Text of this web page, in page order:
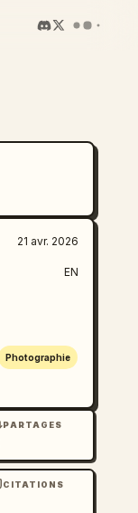
21 avr. 2026
EN
Photographie
PARTAGES
CITATIONS